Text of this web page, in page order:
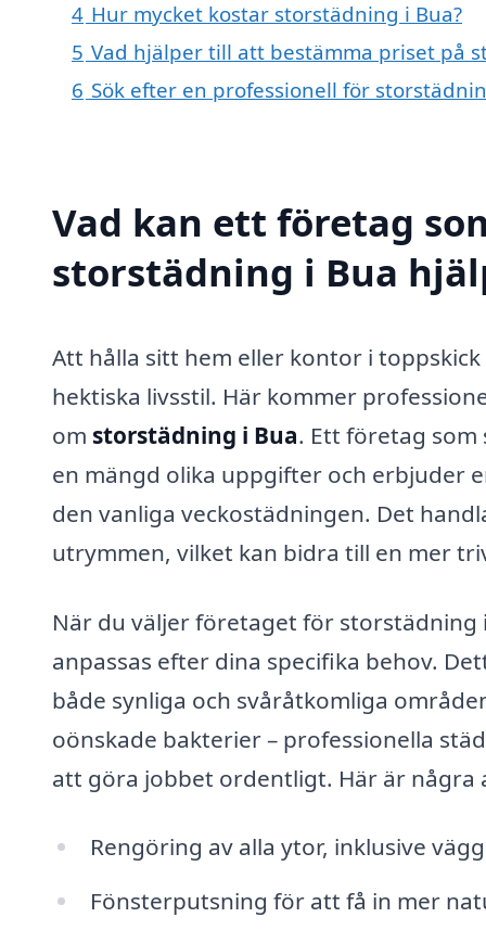
4 Hur mycket kostar storstädning i Bua?
5 Vad hjälper till att bestämma priset på
6 Sök efter en professionell för
Vad kan ett företag
storstädning i Bua
Att hålla sitt hem eller kontor i
hektiska livsstil. Här kommer
om storstädning i Bua. Ett företag som
en mängd olika uppgifter och erbjuder
den vanliga veckostädningen. Det
utrymmen, vilket kan bidra till en mer
När du väljer företaget för storstädning
anpassas efter dina specifika behov.
både synliga och svåråtkomliga
oönskade bakterier – professionella
att göra jobbet ordentligt. Här är några
Rengöring av alla ytor, inklusive
Fönsterputsning för att få in mer